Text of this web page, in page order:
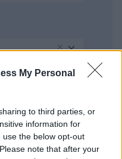
My Personal
to third parties, or
information for
the below opt-out
note that after your